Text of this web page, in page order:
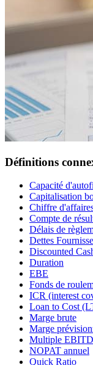
Définitions
Capacité
Capitalisation
Chiffre
Compte de
Délais de
Dettes
Discounted
Duration
EBE
Fonds de
ICR (interest
Loan to Cost
Marge brute
Marge
Multiple
NOPAT annuel
Quick Ratio